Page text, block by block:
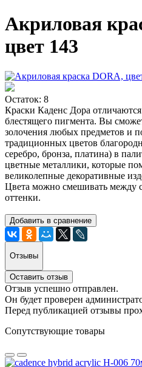
Акриловая
цвет 143
Остаток: 8
Краски Каденс Дора
блестящего пигмента. Вы
золочения любых предметов и
традиционных цветов
серебро, бронза, платина) в
цветные металлики, которые
великолепные декоративные
Цвета можно смешивать между
оттенки.
Добавить в сравнение
Отзывы
Оставить отзыв
Отзыв успешно отправлен.
Он будет проверен
Перед публикацией отзывы
Сопутствующие товары